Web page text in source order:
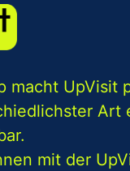
macht UpVisit
Art
mit der